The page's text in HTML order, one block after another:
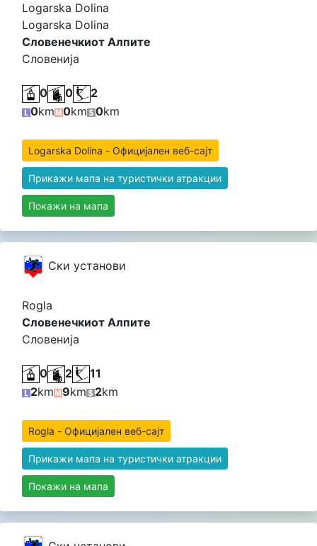
Logarska Dolina
Logarska Dolina
Словенечкиот Алпите
Словенија
0 0
2
0km 0km 0km
Logarska Dolina - Официјален веб-сајт
Прикажи мапа на туристички атракции
Покажи на мапа
Cки установи
Rogla
Словенечкиот Алпите
Словенија
0 2
11
2km 9km 2km
Rogla - Официјален веб-сајт
Прикажи мапа на туристички атракции
Покажи на мапа